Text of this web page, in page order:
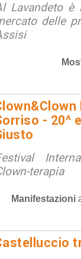
Lavandeto è
delle
- 20^
terapia
Manifestazioni